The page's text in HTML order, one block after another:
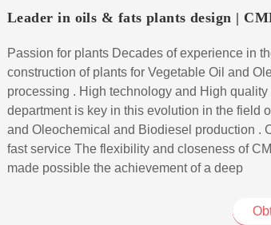
Leader in oils & fats plants design |
Passion for plants Decades of experience in
construction of plants for Vegetable Oil and
processing . High technology and High quality
department is key in this evolution in the field
and Oleochemical and Biodiesel production .
fast service The flexibility and closeness of
made possible the achievement of a deep